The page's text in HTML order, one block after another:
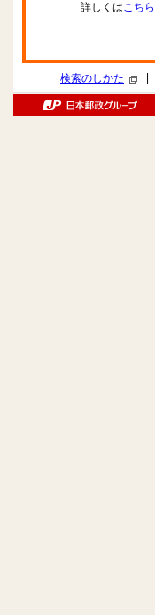
詳しくはこちら
検索のしかた